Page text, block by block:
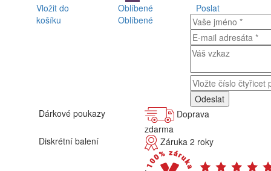
Vložit do
košíku
Oblíbené
Oblíbené
Poslat
Dárkové poukazy
Doprava
zdarma
Diskrétní balení
Záruka 2 roky